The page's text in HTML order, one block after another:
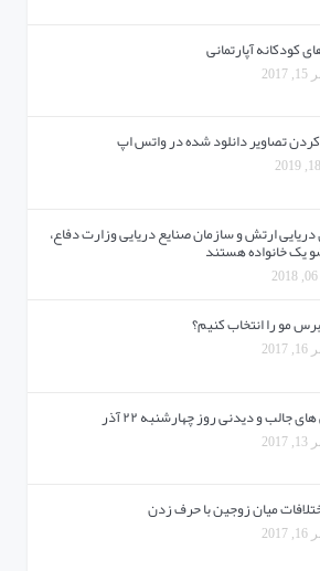
کودکانه آپارتمانی
تصاویر دانلود شده در واتس اپ
ارتش و سازمان صنایع دریایی وزارت دفاع،
یک خانواده هستند
مو را انتخاب کنیم؟
جالب و دیدنی روز چهارشنبه ۲۲ آذر
میان زوجین با حرف زدن